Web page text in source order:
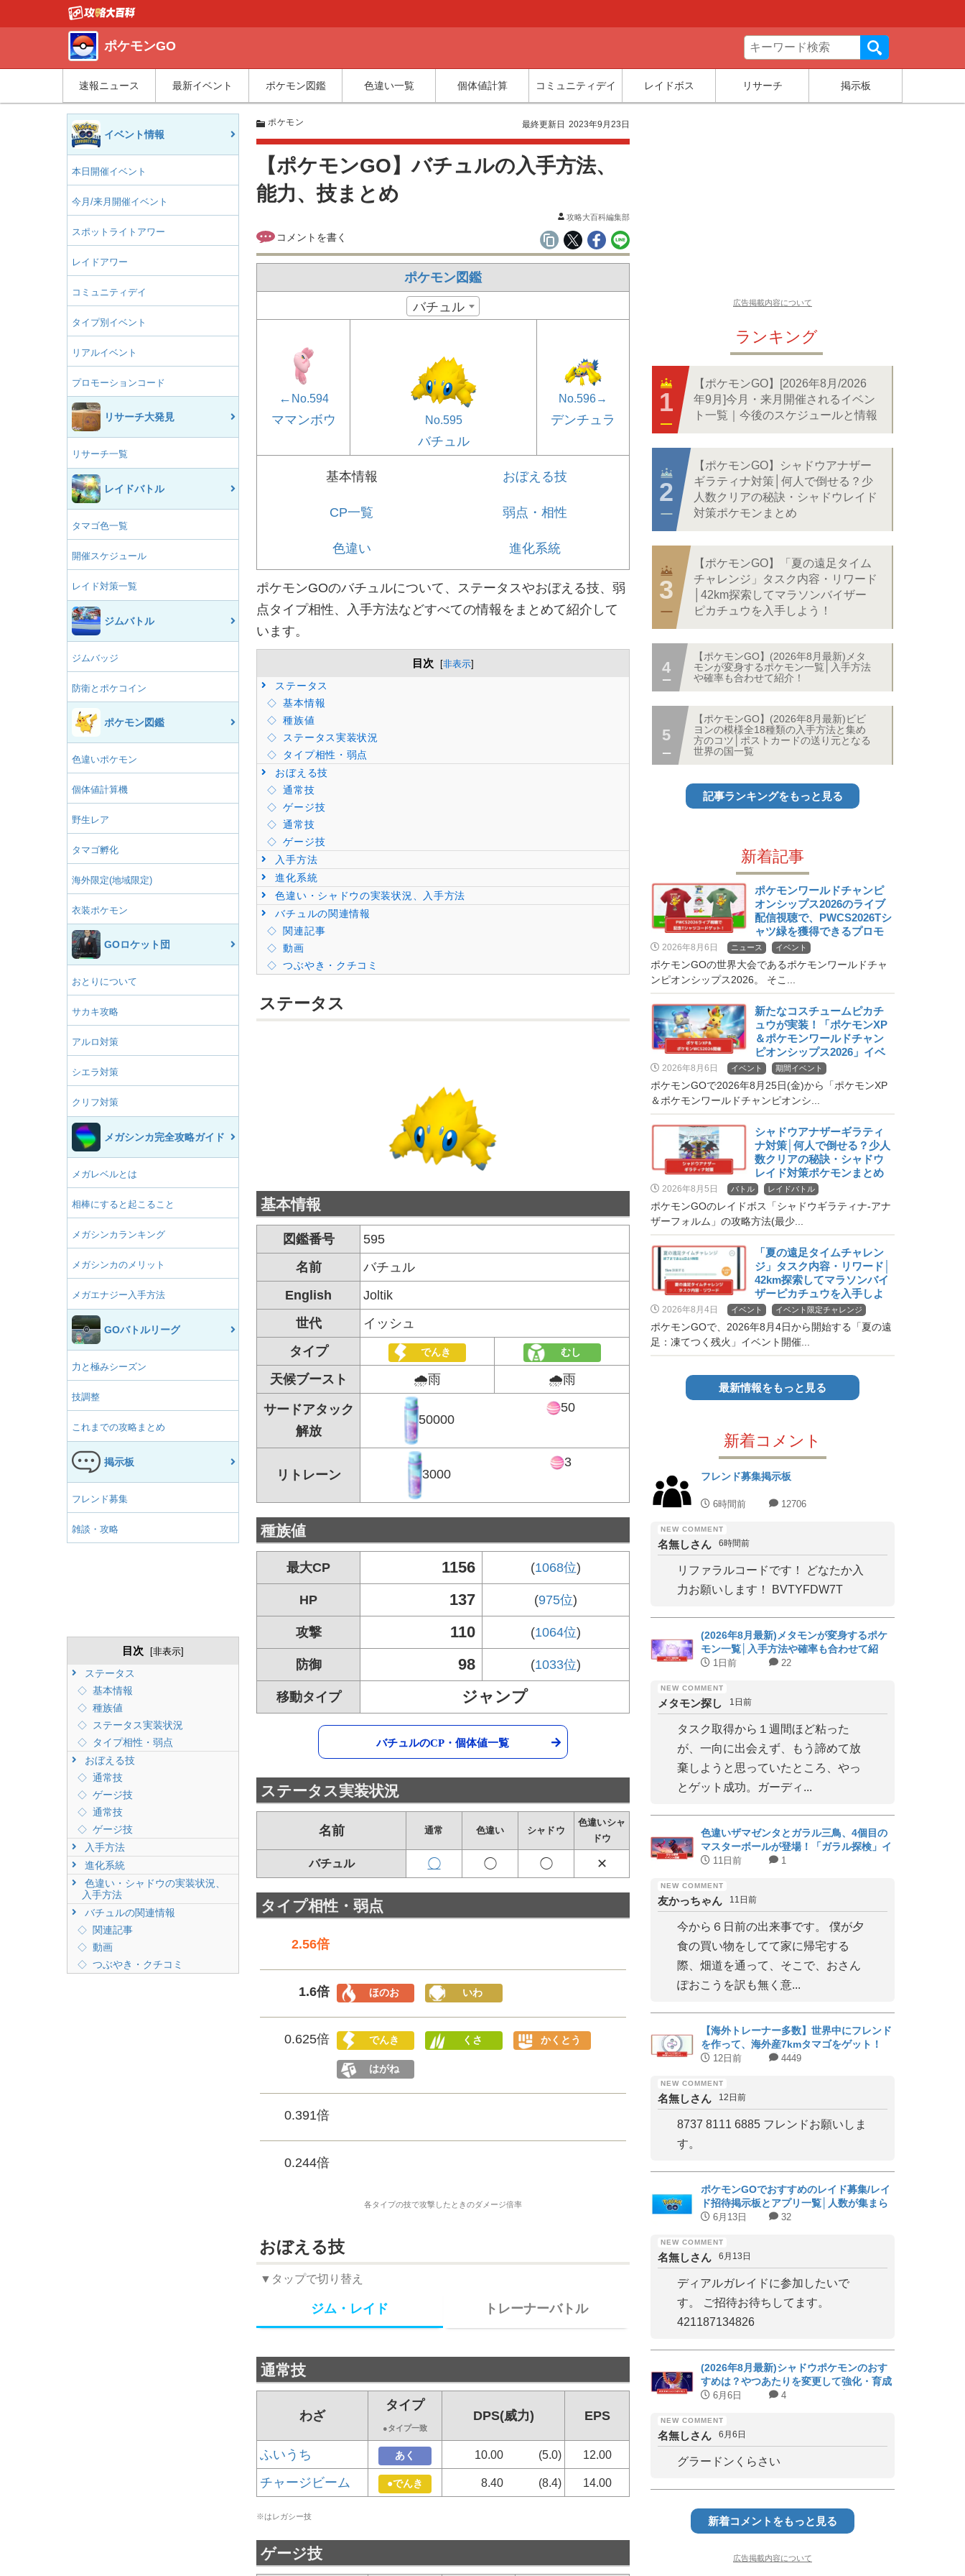
ポケモンGO
速報ニュース 最新イベント ポケモン図鑑 色違い一覧 個体値計算 コミュニティデイ レイドボス リサーチ 掲示板
イベント情報
本日開催イベント
今月/来月開催イベント
スポットライトアワー
レイドアワー
コミュニティデイ
タイプ別イベント
リアルイベント
プロモーションコード
リサーチ大発見
リサーチ一覧
レイドバトル
タマゴ色一覧
開催スケジュール
レイド対策一覧
ジムバトル
ジムバッジ
防衛とポケコイン
ポケモン図鑑
色違いポケモン
個体値計算機
野生レア
タマゴ孵化
海外限定(地域限定)
衣装ポケモン
GOロケット団
おとりについて
サカキ攻略
アルロ対策
シエラ対策
クリフ対策
メガシンカ完全攻略ガイド
メガレベルとは
相棒にすると起こること
メガシンカランキング
メガシンカのメリット
メガエナジー入手方法
GOバトルリーグ
力と極みシーズン
技調整
これまでの攻略まとめ
掲示板
フレンド募集
雑談・攻略
目次 [非表示]
ステータス
基本情報
種族値
ステータス実装状況
タイプ相性・弱点
おぼえる技
通常技
ゲージ技
通常技
ゲージ技
入手方法
進化系統
色違い・シャドウの実装状況、
入手方法
バチュルの関連情報
関連記事
動画
つぶやき・クチコミ
ポケモン 最終更新日 2023年9月23日
【ポケモンGO】バチュルの入手方法、
能力、技まとめ
攻略大百科編集部
ポケモン図鑑
バチュル
← No.594
ママンボウ No.595
バチュル
No.596→
デンチュラ
基本情報 おぼえる技
CP一覧 弱点・相性
色違い 進化系統
ポケモンGOのバチュルについて、ステータスやおぼえる技、弱
点タイプ相性、入手方法などすべての情報をまとめて紹介して
います。
目次 [非表示]
ステータス
基本情報
種族値
ステータス実装状況
タイプ相性・弱点
おぼえる技
通常技
ゲージ技
通常技
ゲージ技
入手方法
進化系統
色違い・シャドウの実装状況、入手方法
バチュルの関連情報
関連記事
動画
つぶやき・クチコミ
ステータス
基本情報
図鑑番号
595
名前
バチュル
English
Joltik
世代
イッシュ
タイプ
でんき むし
天候ブースト 🌧雨 🌧雨
サードアタック
解放
50000
50
リトレーン 3000
3
種族値
最大CP 1156 (1068位)
HP 137 (975位)
攻撃 110 (1064位)
防御 98 (1033位)
移動タイプ ジャンプ
バチュルのCP・個体値一覧
ステータス実装状況
名前 通常 色違い シャドウ
色違いシャ
ドウ
バチュル ◯ ◯ ◯ ✕
タイプ相性・弱点
2.56倍
1.6倍 ほのお いわ
0.625倍 でんき くさ かくとう
はがね
0.391倍
0.244倍
各タイプの技で攻撃したときのダメージ倍率
おぼえる技
▼タップで切り替え
ジム・レイド
通常技
わざ
タイプ
●タイプ一致
DPS(威力) EPS
ふいうち あく 10.00 (5.0) 12.00
チャージビーム ●でんき 8.40 (8.4) 14.00
※はレガシー技
ゲージ技
トレーナーバトル
タイプ
DPT(威力) EPT
ふいうち 4.00 3.00
チャージビーム ●でんき 1.20
広告掲載内容について
ランキング
【ポケモンGO】[2026年8月/2026
年9月]今月・来月開催されるイベン
ト一覧｜今後のスケジュールと情報
【ポケモンGO】シャドウアナザー
ギラティナ対策│何人で倒せる？少
人数クリアの秘訣・シャドウレイド
対策ポケモンまとめ
【ポケモンGO】「夏の遠足タイム
チャレンジ」タスク内容・リワード
│42km探索してマラソンバイザー
ピカチュウを入手しよう！
【ポケモンGO】(2026年8月最新)メタ
モンが変身するポケモン一覧│入手方法
や確率も合わせて紹介！
【ポケモンGO】(2026年8月最新)ビビ
ヨンの模様全18種類の入手方法と集め
方のコツ│ポストカードの送り元となる
世界の国一覧
記事ランキングをもっと見る
新着記事
ポケモンワールドチャンピ
オンシップス2026のライブ
配信視聴で、PWCS2026Tシ
ャツ緑を獲得できるプロモ
ーションコードが配布！
2026年8月6日 ニュース イベント
ポケモンGOの世界大会であるポケモンワールドチャ
ンピオンシップス2026。 そこ...
新たなコスチュームピカチ
ュウが実装！「ポケモンXP
＆ポケモンワールドチャン
ピオンシップス2026」イベ
ント開催！
2026年8月6日 イベント 期間イベント
ポケモンGOで2026年8月25日(金)から「ポケモンXP
＆ポケモンワールドチャンピオンシ...
シャドウアナザーギラティ
ナ対策│何人で倒せる？少人
数クリアの秘訣・シャドウ
レイド対策ポケモンまとめ
2026年8月5日 バトル レイドバトル
ポケモンGOのレイドボス「シャドウギラティナ-アナ
ザーフォルム」の攻略方法(最少...
「夏の遠足タイムチャレン
ジ」タスク内容・リワード│
42km探索してマラソンバイ
ザーピカチュウを入手しよ
う！
2026年8月4日 イベント イベント限定チャレンジ
ポケモンGOで、2026年8月4日から開始する「夏の遠
足：凍てつく残火」イベント開催...
最新情報をもっと見る
新着コメント
フレンド募集掲示板
6時間前 12706
名無しさん 6時間前
リファラルコードです！ どなたか入
力お願いします！ BVTYFDW7T
(2026年8月最新)メタモンが変身するポケ
モン一覧│入手方法や確率も合わせて紹
介！1日前 22
メタモン探し 1日前
タスク取得から１週間ほど粘った
が、一向に出会えず、もう諦めて放
棄しようと思っていたところ、やっ
とゲット成功。ガーディ...
色違いザマゼンタとガラル三鳥、4個目の
マスターボールが登場！「ガラル探検」イ
ベント開催
11日前 1
友かっちゃん 11日前
今から６日前の出来事です。 僕が夕
食の買い物をしてて家に帰宅する
際、畑道を通って、そこで、おさん
ぽおこうを訳も無く意...
【海外トレーナー多数】世界中にフレンド
を作って、海外産7kmタマゴをゲット！
【海外フレンド専用】
12日前 4449
名無しさん 12日前
8737 8111 6885 フレンドお願いしま
す。
ポケモンGOでおすすめのレイド募集/レイ
ド招待掲示板とアプリ一覧│人数が集まら
ない時は？
6月13日 32
名無しさん 6月13日
ディアルガレイドに参加したいで
す。 ご招待お待ちしてます。
421187134826
(2026年8月最新)シャドウポケモンのおす
すめは？やつあたりを変更して強化・育成
すべきシャドウポケモンまとめ│次回やつ
6月6日 4
名無しさん 6月6日
グラードンくらさい
新着コメントをもっと見る
広告掲載内容について